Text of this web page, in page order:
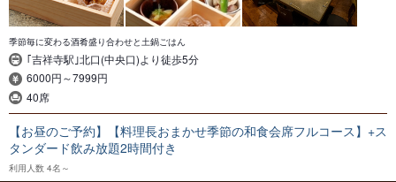
季節毎に変わる酒肴盛り合わせと土鍋ごはん
｢吉祥寺駅｣北口(中央口)より徒歩5分
6000円～7999円
40席
【お昼のご予約】【料理長おまかせ季節の和食会席フルコース】+ス
タンダード飲み放題2時間付き
利用人数 4名～